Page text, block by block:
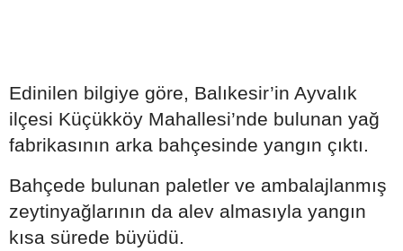
Edinilen bilgiye göre, Balıkesir’in Ayvalık
ilçesi Küçükköy Mahallesi’nde bulunan yağ
fabrikasının arka bahçesinde yangın çıktı.
Bahçede bulunan paletler ve ambalajlanmış
zeytinyağlarının da alev almasıyla yangın
kısa sürede büyüdü.